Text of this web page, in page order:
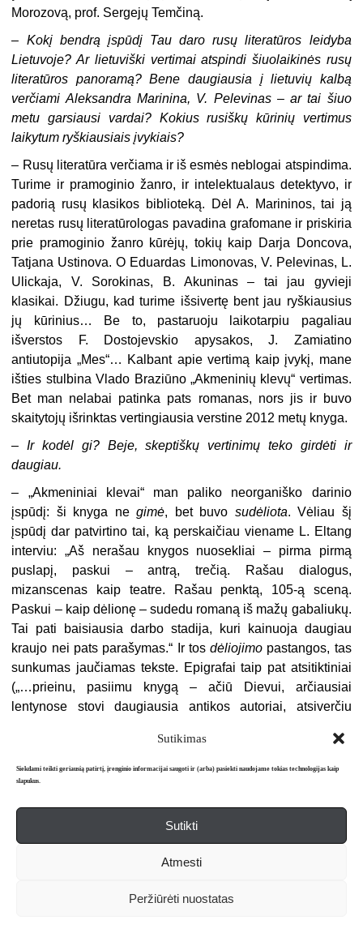
Sutikimas
Siekdami teikti geriausią patirtį, įrenginio informacijai saugoti ir (arba) pasiekti naudojame tokias technologijas kaip
slapukus.
Sutikti
Atmesti
Peržiūrėti nuostatas
Morozovą, prof. Sergejų Temčiną.
– Kokį bendrą įspūdį Tau daro rusų literatūros leidyba
Lietuvoje? Ar lietuviški vertimai atspindi šiuolaikinės rusų
literatūros panoramą? Bene daugiausia į lietuvių kalbą
verčiami Aleksandra Marinina, V. Pelevinas – ar tai šiuo
metu garsiausi vardai? Kokius rusiškų kūrinių ver­timus
laikytum ryškiausiais įvykiais?
– Rusų literatūra verčiama ir iš esmės neblogai atspindima.
Turime ir pramoginio žanro, ir intelektualaus detektyvo, ir
padorią rusų klasikos biblio­teką. Dėl A. Marininos, tai ją
neretas rusų literatūrologas pavadina grafomane ir priskiria
prie pramoginio žanro kūrėjų, tokių kaip Darja Doncova,
Tatjana Ustinova. O Eduardas Limonovas, V. Pelevinas, L.
Ulickaja, V. Sorokinas, B. Akuninas – tai jau gyvieji
klasikai. Džiugu, kad turime išsivertę bent jau ryškiausius
jų kūrinius… Be to, pastaruoju laikotarpiu pagaliau
išverstos F. Dostojevskio apysakos, J. Zamiatino
antiutopija „Mes“… Kalbant apie vertimą kaip įvykį, mane
išties stulbina Vlado Braziūno „Akmeninių klevų“ vertimas.
Bet man ne­labai patinka pats romanas, nors jis ir buvo
skaitytojų išrinktas vertingiausia verstine 2012 metų knyga.
–Ir kodėl gi? Beje, skeptiškų vertinimų teko girdėti ir
daugiau.
– „Akmeniniai klevai“ man paliko neorganiško darinio
įspūdį: ši knyga negimė, bet buvo sudėliota. Vėliau šį
įspūdį dar patvirtino tai, ką perskaičiau vie­name L. Eltang
interviu: „Aš nerašau knygos nuosekliai – pirma pirmą
puslapį, paskui – antrą, trečią. Rašau dialogus,
mizanscenas kaip teatre. Rašau penktą, 105-ą sceną.
Paskui – kaip dėlionę – sudedu romaną iš mažų gabaliukų.
Tai pati baisiausia darbo stadija, kuri kainuoja daugiau
kraujo nei pats parašymas.“ Ir tosdėliojimo pastangos, tas
sunkumas jaučiamas tekste. Epigrafai taip pat atsi­tiktiniai
(„…prieinu, pasiimu knygą – ačiū Dievui, arčiausiai
lentynose stovi dau­giausia antikos autoriai, atsiverčiu
metamorfozės, nepaklūsta individualiosios sistemos
dėsniams“, kaip pasakyčiau perfrazuodama Eleną
Baliutytę. O svarbiausia, man liko nesu­prantamas knygos
patosas. „Kaip galima taip gražiai nieko nepasakyti?“ –
regis, stebėjosi Rimvydas Šilbajoris, skaitydamas vieną
garsų lietuvių poetą. Ir dar viena impresija apie vaizdavimo
manierą: Raineris Maria Rilke „Maltės Lauridso Brigės
tūkstančiai žie­dų, kad galėtum aprašyti, kaip išsiskleidė